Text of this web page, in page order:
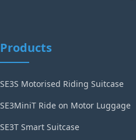
Products
SE3S Motorised Riding Suitcase
SE3MiniT Ride on Motor Luggage
SE3T Smart Suitcase